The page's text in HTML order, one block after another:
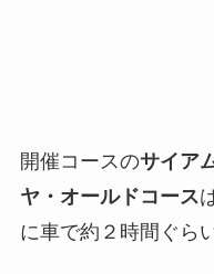
開催コースのサイア
ヤ・オールドコース
に車で約２時間ぐら